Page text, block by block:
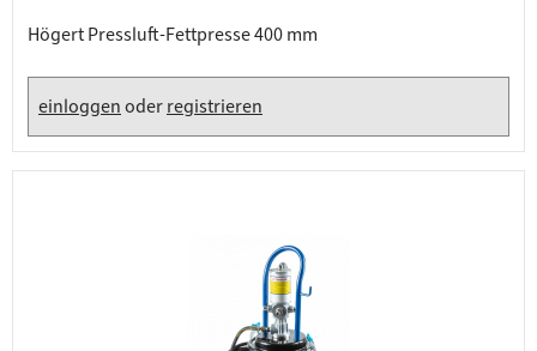
Högert Pressluft-Fettpresse 400 mm
einloggenoderregistrieren